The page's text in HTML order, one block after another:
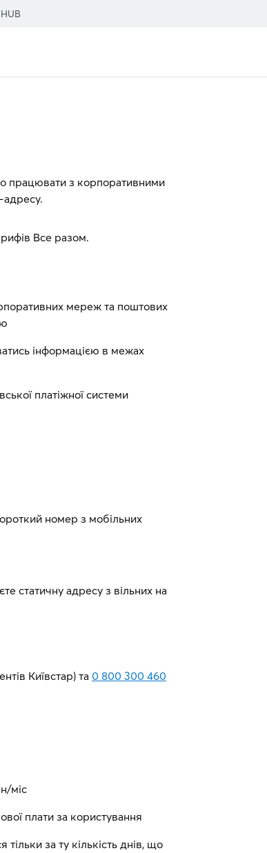
працювати з корпоративними
адресу.
Все разом.
мереж та поштових
інформацією в межах
платіжної системи
номер з мобільних
статичну адресу з вільних на
Київстар) та 0 800 300 460
міс
плати за користування
за ту кількість днів, що